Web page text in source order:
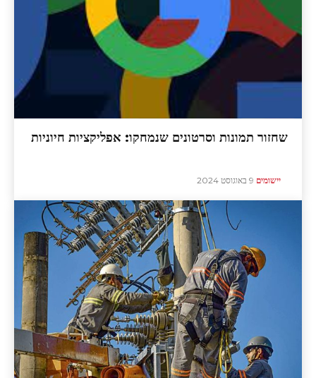
שחזור תמונות וסרטונים שנמחקו: אפליקציות חיוניות
יישומים 9 באוגוסט 2024